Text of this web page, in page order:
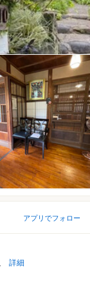
アプリでフォロー
詳細